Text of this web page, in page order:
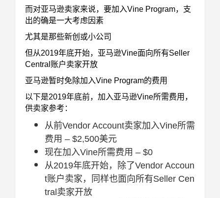
而对亚马逊卖家来说，要加入Vine Program，支
出的确是一大考虑因素
尤其是那些新创或小公司
但从2019年底开始，亚马逊Vine面向所有Seller
Central账户卖家开放
亚马逊暂时免除加入Vine Program的费用
以下是2019年底前，加入亚马逊Vine所需费用，
供卖家参考：
从前Vendor Account卖家加入Vine所需
费用 – $2,500美元
现在加入Vine所需费用 – $0
从2019年底开始，除了Vendor Accoun
t账户卖家，同样也面向所有Seller Cen
tral卖家开放